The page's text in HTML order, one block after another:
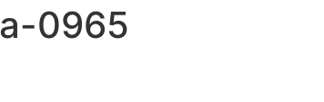
0965